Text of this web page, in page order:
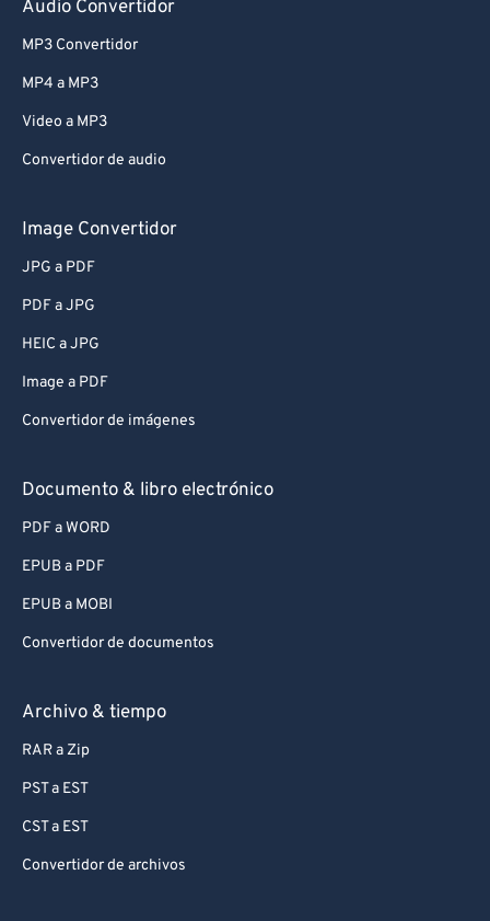
Audio Convertidor
MP3 Convertidor
MP4 a MP3
Video a MP3
Convertidor de audio
Image Convertidor
JPG a PDF
PDF a JPG
HEIC a JPG
Image a PDF
Convertidor de imágenes
Documento & libro electrónico
PDF a WORD
EPUB a PDF
EPUB a MOBI
Convertidor de documentos
Archivo & tiempo
RAR a Zip
PST a EST
CST a EST
Convertidor de archivos